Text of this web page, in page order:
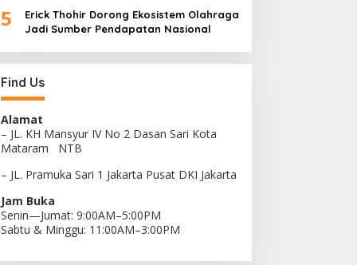
5
Erick Thohir Dorong Ekosistem Olahraga
Jadi Sumber Pendapatan Nasional
Find Us
Alamat
– JL. KH Mansyur IV No 2 Dasan Sari Kota
Mataram NTB
– JL. Pramuka Sari 1 Jakarta Pusat DKI Jakarta
Jam Buka
Senin—Jumat: 9:00AM–5:00PM
Sabtu & Minggu: 11:00AM–3:00PM